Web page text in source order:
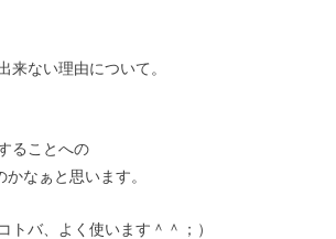
来ない理由について。
ることへの
かなぁと思います。
トバ、よく使います＾＾；）